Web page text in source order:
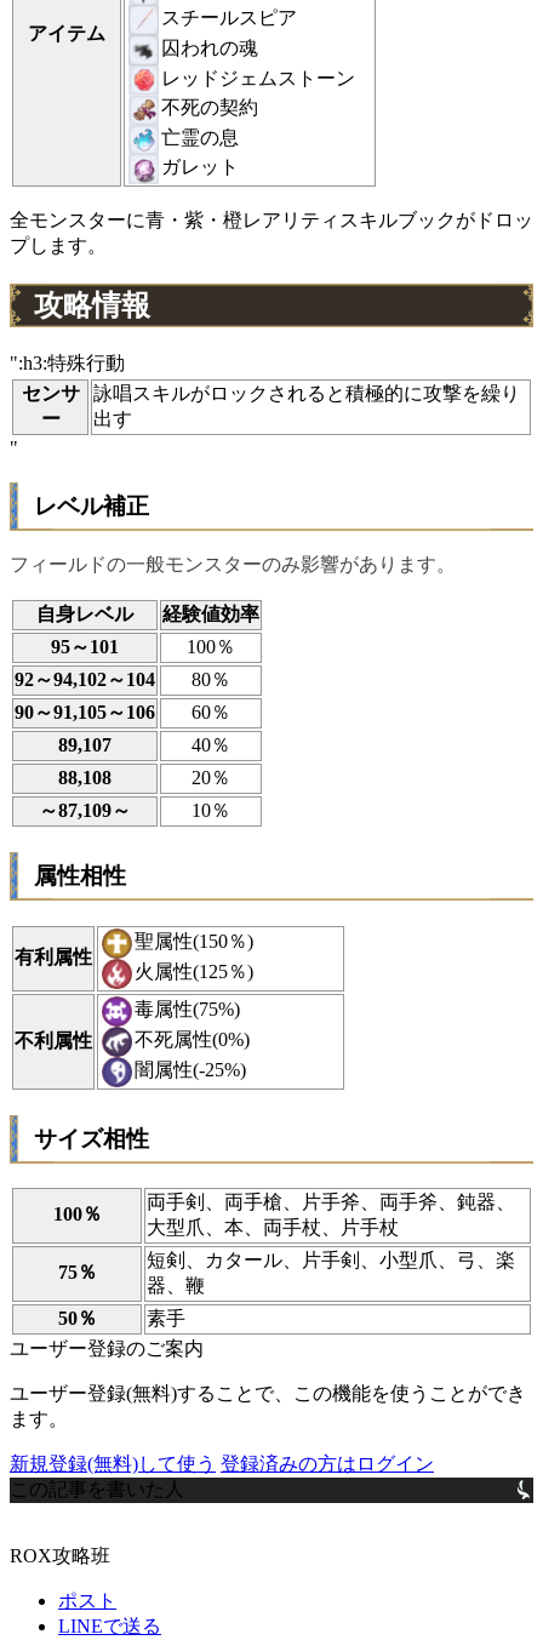
アイテム
スチールスピア
囚われの魂
レッドジェムストーン
不死の契約
亡霊の息
ガレット
全モンスターに青・紫・橙レアリティスキルブックがドロッ
プします。
攻略情報
":h3:特殊行動
センサ
ー
詠唱スキルがロックされると積極的に攻撃を繰り
出す
"
レベル補正
フィールドの一般モンスターのみ影響があります。
自身レベル
経験値効率
95～101
100％
92～94,102～104
80％
90～91,105～106
60％
89,107
40％
88,108
20％
～87,109～
10％
属性相性
有利属性
聖属性(150％)
火属性(125％)
不利属性
毒属性(75%)
不死属性(0%)
闇属性(-25%)
サイズ相性
100％
両手剣、両手槍、片手斧、両手斧、鈍器、
大型爪、本、両手杖、片手杖
75％
短剣、カタール、片手剣、小型爪、弓、楽
器、鞭
50％
素手
ユーザー登録のご案内
ユーザー登録(無料)することで、この機能を使うことができ
ます。
新規登録(無料)して使う 登録済みの方はログイン
この記事を書いた人
ROX攻略班
ポスト
LINEで送る